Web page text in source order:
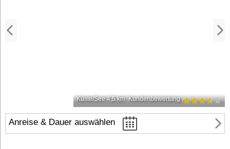
Küste/See 4,5 km Kundenbewertung
Anreise & Dauer auswählen